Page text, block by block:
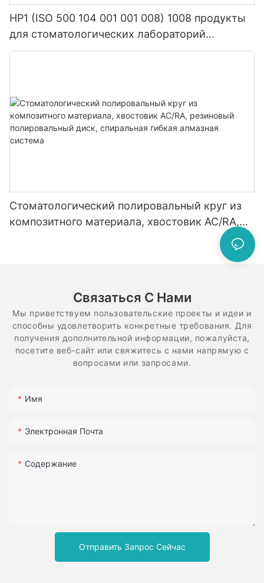
HP1 (ISO 500 104 001 001 008) 1008 продукты
для стоматологических лабораторий
стоматологическое гранильное оборудование
Стоматологический полировальный круг из
композитного материала, хвостовик AC/RA,
резиновый полировальный диск, спиральная
Связаться С Нами
Мы приветствуем пользовательские проекты и идеи и
способны удовлетворить конкретные требования. Для
получения дополнительной информации, пожалуйста,
посетите веб-сайт или свяжитесь с нами напрямую с
вопросами или запросами.
Имя
Электронная Почта
Содержание
Отправить Запрос Сейчас